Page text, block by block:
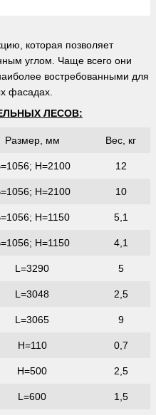
которая позволяет
углом. Чаще всего они
востребованными для
фасадах.
ЛЕСОВ:
Размер, мм Вес, кг
Н=2100 12
Н=2100 10
Н=1150 5,1
Н=1150 4,1
L=3290 5
L=3048 2,5
L=3065 9
H=110 0,7
H=500 2,5
L=600 1,5